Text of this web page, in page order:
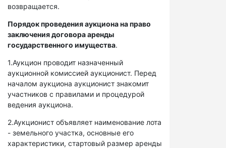
возвращается.
Порядок проведения аукциона на право
заключения договора аренды
государственного имущества.
1.Аукцион проводит назначенный
аукционной комиссией аукционист. Перед
началом аукциона аукционист знакомит
участников с правилами и процедурой
ведения аукциона.
2.Аукционист объявляет наименование лота
- земельного участка, основные его
характеристики, стартовый размер аренды